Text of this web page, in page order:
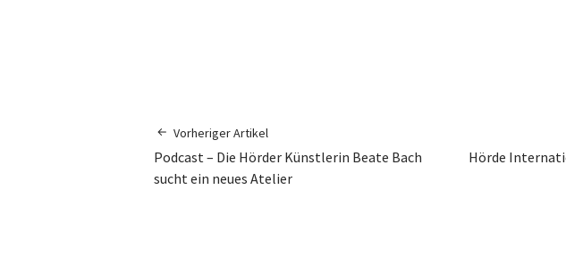
Vorheriger Artikel
Podcast – Die Hörder Künstlerin Beate Bach
sucht ein neues Atelier
Hörde